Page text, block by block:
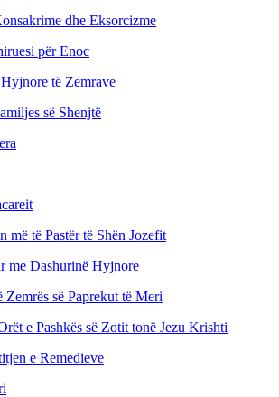
dhe Eksorcizme
për Enoc
të Zemrave
së Shenjtë
më të Pastër të Shën Jozefit
me Dashurinë Hyjnore
Zemrës së Paprekut të Meri
e Pashkës së Zotit tonë Jezu Krishti
e Remedieve